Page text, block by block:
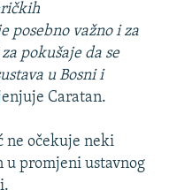
posebno važno i za
pokušaje da se
u Bosni i
Caratan.
ne očekuje neki
promjeni ustavnog